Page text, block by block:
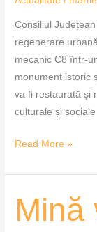
Consiliul
regenerare
mecanic C8 într-
monument istoric
va fi restaurată și
culturale și sociale
Read More »
Mină
Mină
vândută